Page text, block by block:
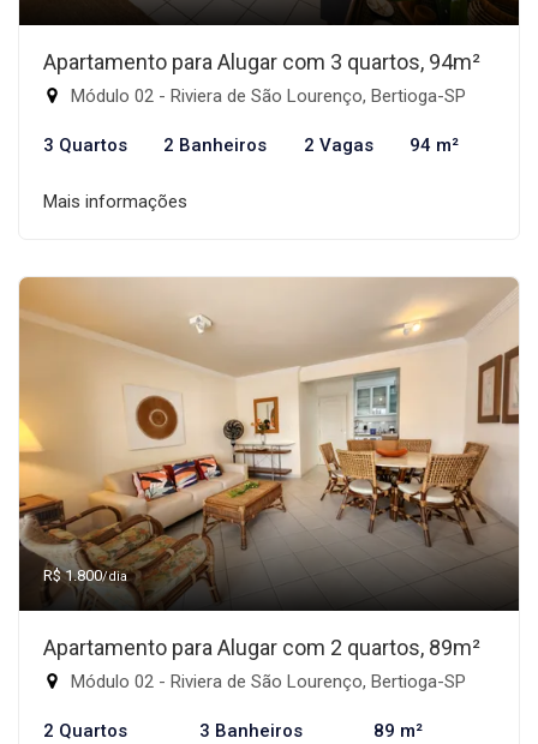
Apartamento para Alugar com 3 quartos, 94m²
Módulo 02 - Riviera de São Lourenço, Bertioga-SP
3 Quartos 2 Banheiros 2 Vagas 94 m²
Mais informações
R$ 1.800/dia
Apartamento para Alugar com 2 quartos, 89m²
Módulo 02 - Riviera de São Lourenço, Bertioga-SP
2 Quartos 3 Banheiros 89 m²